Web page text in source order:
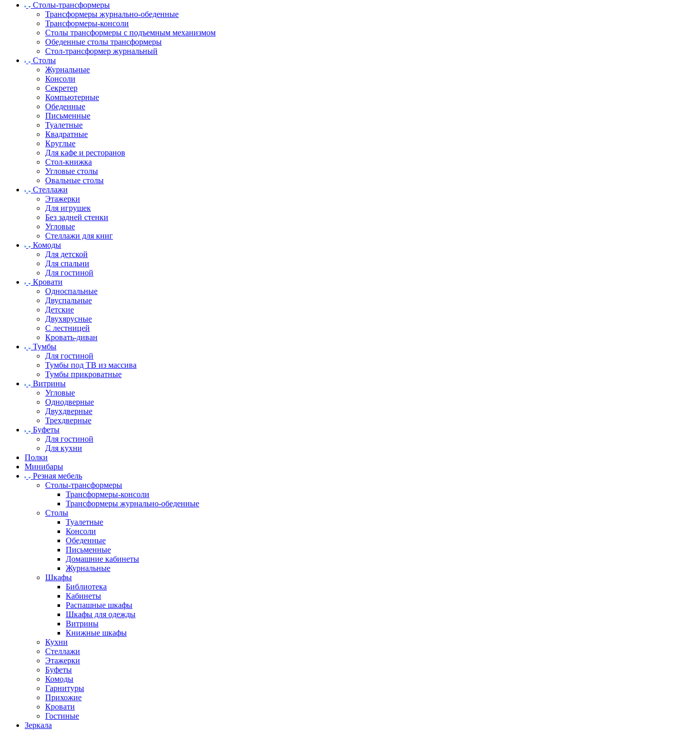
Столы-трансформеры
Трансформеры журнально-обеденные
Трансформеры-консоли
Столы трансформеры с подъемным механизмом
Обеденные столы трансформеры
Стол-трансформер журнальный
Столы
Журнальные
Консоли
Секретер
Компьютерные
Обеденные
Письменные
Туалетные
Квадратные
Круглые
Для кафе и ресторанов
Стол-книжка
Угловые столы
Овальные столы
Стеллажи
Этажерки
Для игрушек
Без задней стенки
Угловые
Стеллажи для книг
Комоды
Для детской
Для спальни
Для гостиной
Кровати
Односпальные
Двуспальные
Детские
Двухярусные
С лестницей
Кровать-диван
Тумбы
Для гостиной
Тумбы под ТВ из массива
Тумбы прикроватные
Витрины
Угловые
Однодверные
Двухдверные
Трехдверные
Буфеты
Для гостиной
Для кухни
Полки
Минибары
Резная мебель
Столы-трансформеры
Трансформеры-консоли
Трансформеры журнально-обеденные
Столы
Туалетные
Консоли
Обеденные
Письменные
Домашние кабинеты
Журнальные
Шкафы
Библиотека
Кабинеты
Распашные шкафы
Шкафы для одежды
Витрины
Книжные шкафы
Кухни
Стеллажи
Этажерки
Буфеты
Комоды
Гарнитуры
Прихожие
Кровати
Гостиные
Зеркала